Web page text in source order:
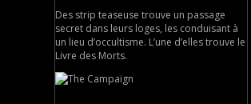
Des strip teaseuse trouve un passage
secret dans leurs loges, les conduisant à
un lieu d’occultisme. L’une d’elles trouve le
Livre des Morts.